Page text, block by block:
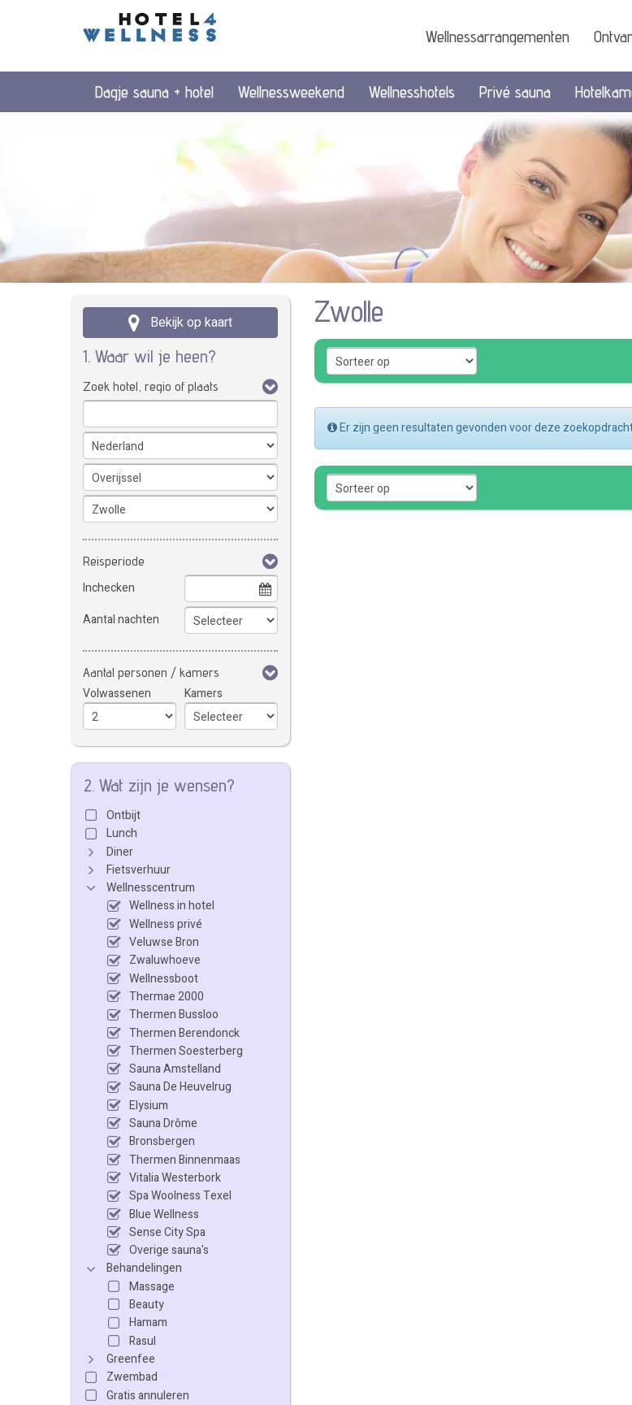
Wellnessarrangementen
Dagje sauna + hotel Wellnessweekend Wellnesshotels Privé sauna
Bekijk op kaart
1. Waar wil je heen?
Zoek hotel, regio of plaats
Reisperiode
Inchecken
Aantal nachten
Aantal personen / kamers
Volwassenen Kamers
2. Wat zijn je wensen?
Ontbijt
Lunch
Diner
Fietsverhuur
Wellnesscentrum
Wellness in hotel
Wellness privé
Veluwse Bron
Zwaluwhoeve
Wellnessboot
Thermae 2000
Thermen Bussloo
Thermen Berendonck
Thermen Soesterberg
Sauna Amstelland
Sauna De Heuvelrug
Elysium
Sauna Drôme
Bronsbergen
Thermen Binnenmaas
Vitalia Westerbork
Spa Woolness Texel
Blue Wellness
Sense City Spa
Overige sauna's
Behandelingen
Massage
Beauty
Hamam
Rasul
Greenfee
Zwembad
Gratis annuleren
Zwolle
Er zijn geen resultaten gevonden voor deze